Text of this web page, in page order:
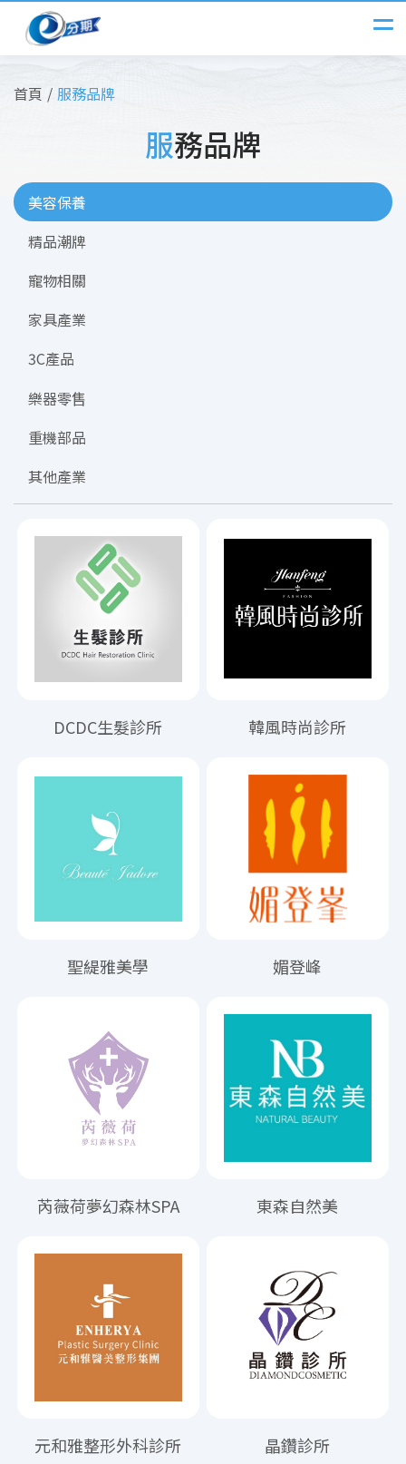
首頁 服務品牌
服務品牌
美容保養
精品潮牌
寵物相關
家具產業
3C產品
樂器零售
重機部品
其他產業
DCDC生髮診所 韓風時尚診所
聖緹雅美學 媚登峰
芮薇荷夢幻森林SPA 東森自然美
元和雅整形外科診所 晶鑽診所